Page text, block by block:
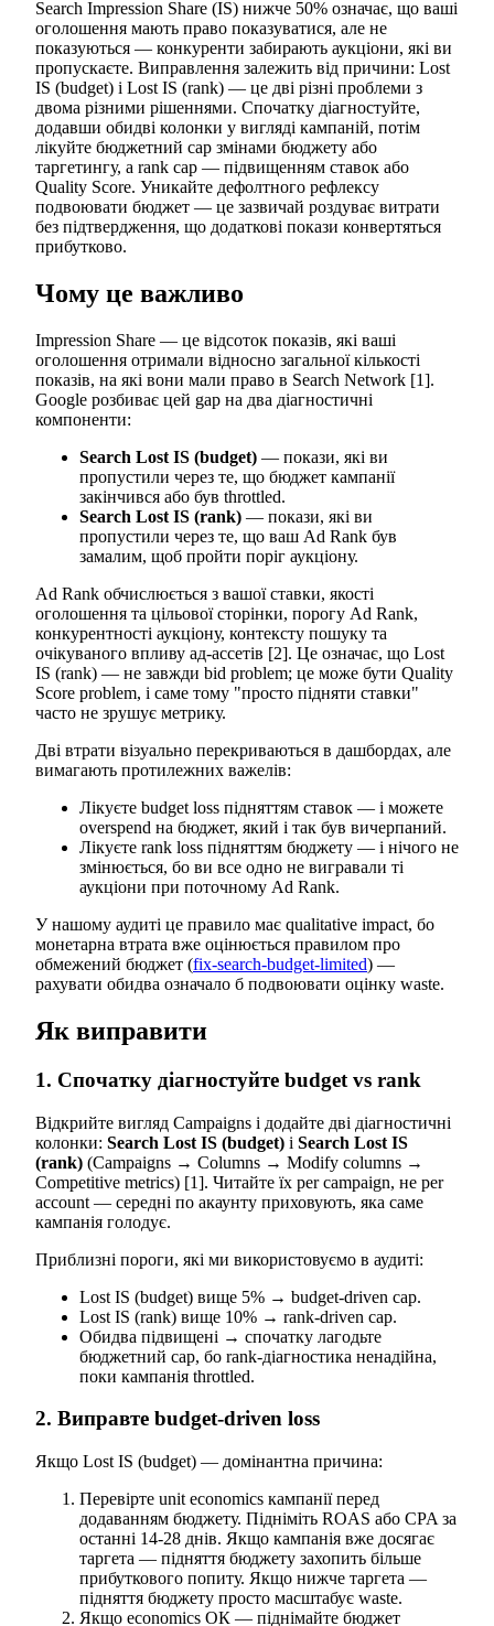
Search Impression Share (IS) нижче 50% означає, що ваші
оголошення мають право показуватися, але не
показуються — конкуренти забирають аукціони, які ви
пропускаєте. Виправлення залежить від причини: Lost
IS (budget) і Lost IS (rank) — це дві різні проблеми з
двома різними рішеннями. Спочатку діагностуйте,
додавши обидві колонки у вигляді кампаній, потім
лікуйте бюджетний cap змінами бюджету або
таргетингу, а rank cap — підвищенням ставок або
Quality Score. Уникайте дефолтного рефлексу
подвоювати бюджет — це зазвичай роздуває витрати
без підтвердження, що додаткові покази конвертяться
прибутково.
Чому це важливо
Impression Share — це відсоток показів, які ваші
оголошення отримали відносно загальної кількості
показів, на які вони мали право в Search Network [1].
Google розбиває цей gap на два діагностичні
компоненти:
Search Lost IS (budget) — покази, які ви
пропустили через те, що бюджет кампанії
закінчився або був throttled.
Search Lost IS (rank) — покази, які ви
пропустили через те, що ваш Ad Rank був
замалим, щоб пройти поріг аукціону.
Ad Rank обчислюється з вашої ставки, якості
оголошення та цільової сторінки, порогу Ad Rank,
конкурентності аукціону, контексту пошуку та
очікуваного впливу ад-ассетів [2]. Це означає, що Lost
IS (rank) — не завжди bid problem; це може бути Quality
Score problem, і саме тому "просто підняти ставки"
часто не зрушує метрику.
Дві втрати візуально перекриваються в дашбордах, але
вимагають протилежних важелів:
Лікуєте budget loss підняттям ставок — і можете
overspend на бюджет, який і так був вичерпаний.
Лікуєте rank loss підняттям бюджету — і нічого не
змінюється, бо ви все одно не вигравали ті
аукціони при поточному Ad Rank.
У нашому аудиті це правило має qualitative impact, бо
монетарна втрата вже оцінюється правилом про
обмежений бюджет (fix-search-budget-limited) —
рахувати обидва означало б подвоювати оцінку waste.
Як виправити
1. Спочатку діагностуйте budget vs rank
Відкрийте вигляд Campaigns і додайте дві діагностичні
колонки: Search Lost IS (budget) і Search Lost IS
(rank) (Campaigns → Columns → Modify columns →
Competitive metrics) [1]. Читайте їх per campaign, не per
account — середні по акаунту приховують, яка саме
кампанія голодує.
Приблизні пороги, які ми використовуємо в аудиті:
Lost IS (budget) вище 5% → budget-driven cap.
Lost IS (rank) вище 10% → rank-driven cap.
Обидва підвищені → спочатку лагодьте
бюджетний cap, бо rank-діагностика ненадійна,
поки кампанія throttled.
2. Виправте budget-driven loss
Якщо Lost IS (budget) — домінантна причина:
Перевірте unit economics кампанії перед
додаванням бюджету. Підніміть ROAS або CPA за
останні 14-28 днів. Якщо кампанія вже досягає
таргета — підняття бюджету захопить більше
прибуткового попиту. Якщо нижче таргета —
підняття бюджету просто масштабує waste.
Якщо economics ОК — піднімайте бюджет